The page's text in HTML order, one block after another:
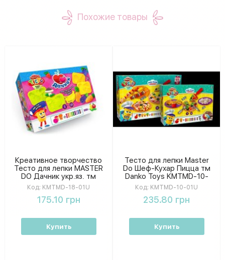
Похожие товары
Креативное творчество
Тесто для лепки MASTER
DO Дачник укр.яз. тм
Danko Toys KMTMD-18-
01U
Код: KMTMD-18-01U
175.10 грн
Купить
Тесто для лепки Master
Do Шеф-Кухар Пицца тм
Danko Toys KMTMD-10-
01U
Код: KMTMD-10-01U
235.80 грн
Купить